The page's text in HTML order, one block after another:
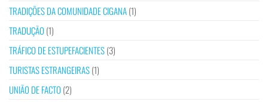
TRADIÇÕES DA COMUNIDADE CIGANA(1)
TRADUÇÃO (1)
TRÁFICO DE ESTUPEFACIENTES(3)
TURISTAS ESTRANGEIRAS(1)
UNIÃO DE FACTO (2)